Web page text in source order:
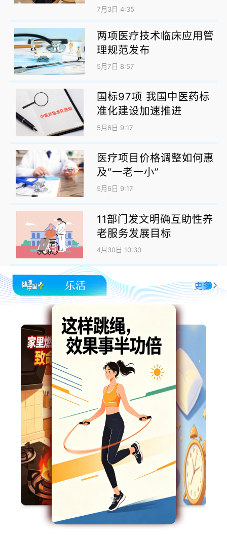
7月3日 4:35
两项医疗技术临床应用管
理规范发布
5月7日 8:57
国标97项 我国中医药标
准化建设加速推进
5月6日 9:17
医疗项目价格调整如何惠
及“一老一小”
5月6日 9:17
11部门发文明确互助性养
老服务发展目标
4月30日 10:30
更多